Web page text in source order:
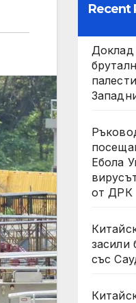
Recent
Ебола
от ДРК
засили
със